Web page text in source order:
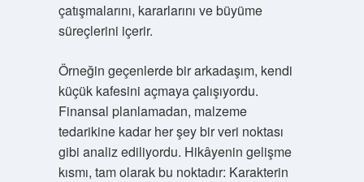
çatışmalarını, kararlarını ve büyüme
süreçlerini içerir.
Örneğin geçenlerde bir arkadaşım, kendi
küçük kafesini açmaya çalışıyordu.
Finansal planlamadan, malzeme
tedarikine kadar her şey bir veri noktası
gibi analiz ediliyordu. Hikâyenin gelişme
kısmı, tam olarak bu noktadır: Karakterin